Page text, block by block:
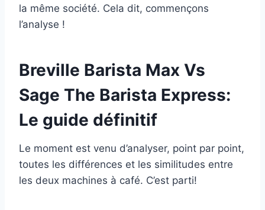
la même société. Cela dit, commençons
l’analyse !
Breville Barista Max Vs
Sage The Barista Express:
Le guide définitif
Le moment est venu d’analyser, point par point,
toutes les différences et les similitudes entre
les deux machines à café. C’est parti!